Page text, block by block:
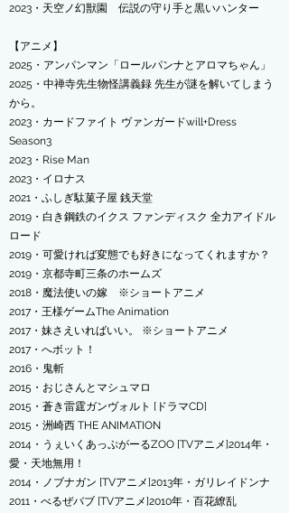
​2023・天空ノ幻獣園 伝説の守り手と黒いハンター
【アニメ】
2025・アンパンマン「ロールパンナとアロマちゃん」
2025・中禅寺先生物怪講義録 先生が謎を解いてしまう
から。
2023・カードファイト ヴァンガードwill+Dress
Season3
​2023・Rise Man
​2023・イロナス
​2021・ふしぎ駄菓子屋 銭天堂
2019・白き鋼鉄のイクス ファンディスク 全力アイドル
ロード
2019・ 可愛ければ変態でも好きになってくれますか？
2019・ 京都寺町三条のホームズ
2018・ 魔法使いの嫁 ※ショートアニメ
2017・王様ゲームThe Animation
2017・妹さえいればいい。 ※ショートアニメ
2017・へボット！
2016・鬼斬
2015・おじさんとマシュマロ
2015・蒼き雷霆ガンヴォルト [ドラマCD]
2015・洲崎西 THE ANIMATION
2014・うぇいくあっぷがーるZOO [TVアニメ]2014年・
愛・天地無用！
2014・ノブナガン [TVアニメ]2013年・ガリレイドンナ
2011・べるぜバブ [TVアニメ]2010年・百花繚乱